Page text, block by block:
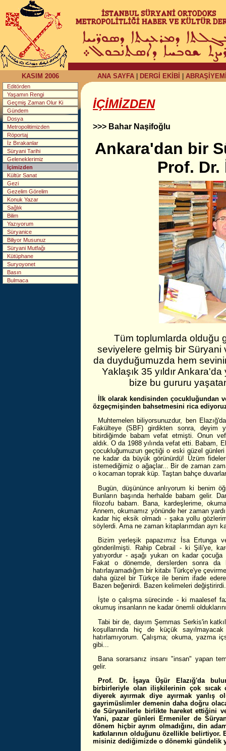
KASIM 2006 ANA SAYFA| DERGİ EKİBİ
Editörden
Yaşamın Rengi
Geçmiş Zaman Olur Ki
Gündem
Dosya
Metropolitimizden
Röportaj
İz Bırakanlar
Süryani Tarihi
Geleneklerimiz
İçimizden
Kültür Sanat
Gezi
Gezelim Görelim
Konuk Yazar
Sağlık
Bilim
Yazıyorum
Süryanice
Biliyor Musunuz
Süryani Mutfağı
Kütüphane
Suryoyonet
Basın
Bulmaca
İÇİMİZDEN
>>> Bahar Naşifoğlu
Ankara'dan bir
Prof. Dr.
Tüm toplumlarda olduğu
seviyelere gelmiş bir Süryani
da duyduğumuzda hem
Yaklaşık 35 yıldır
bize bu gururu
İlk olarak kendisinden çocukluğundan
özgeçmişinden bahsetmesini rica
Muhtemelen biliyorsunuzdur, ben
Fakülteye (SBF) girdikten sonra, deyim
bitirdiğimde babam vefat etmişti. Onun
aldık. O da 1988 yılında vefat etti. Babam,
çocukluğumuzun geçtiği o eski güzel
ne kadar da büyük görünürdü! Üzüm
istemediğimiz o ağaçlar... Bir de zaman
o kocaman toprak küp. Taştan bahçe
Bugün, düşününce anlıyorum ki benim
Bunların başında herhalde babam gelir.
filozofu babam. Bana, kardeşlerime,
Annem, okumamız yönünde her zaman
kadar hiç eksik olmadı - şaka yollu
söylerdi. Ama ne zaman kitaplarımdan ayrı
Bizim yerleşik papazımız İsa Ertunga
gönderilmişti. Rahip Cebrail - ki Şili'ye,
yatıyordur - aşağı yukarı on kadar çocuğa
Fakat o dönemde, derslerden sonra da
hatırlayamadığım bir kitabı Türkçe'ye
daha güzel bir Türkçe ile benim ifade
Bazen beğenirdi. Bazen kelimeleri değiştirirdi.
İşte o çalışma sürecinde - ki maalesef
okumuş insanların ne kadar önemli
Tabi bir de, dayım Şemmas Serkis'in
koşullarında hiç de küçük
hatırlamıyorum. Çalışma; okuma, yazma
gibi...
Bana sorarsanız insanı "insan" yapan
gelir.
Prof. Dr. İşaya Üşür Elazığ'da
birbirleriyle olan ilişkilerinin çok sıcak
diyerek ayırmak diye ayırmak yanlış
gayrimüslimler demenin daha doğru
de Süryanilerle birlikte hareket ettiğini
Yani, pazar günleri Ermeniler de
dönem hiçbir ayrım olmadığını, din
katkılarının olduğunu özellikle
misiniz dediğimizde o dönemki gündelik